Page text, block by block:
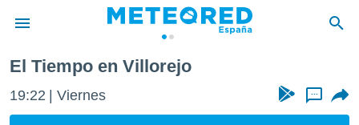
de
El Tiempo en Villorejo
19:22 Viernes ...